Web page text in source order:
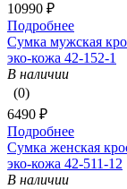
10990 ₽
Подробнее
Сумка мужская
эко-кожа 42-152-1
В наличии
(0)
6490 ₽
Подробнее
Сумка женская
эко-кожа 42-511-12
В наличии